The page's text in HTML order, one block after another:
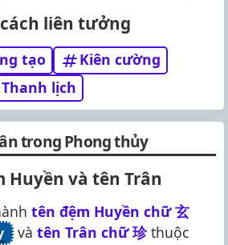
liên tưởng
tạo
Kiên cường
Thanh lịch
trong Phong thủy
Huyền và tên Trân
tên đệm Huyền chữ玄
và tên Trân chữ珍thuộc